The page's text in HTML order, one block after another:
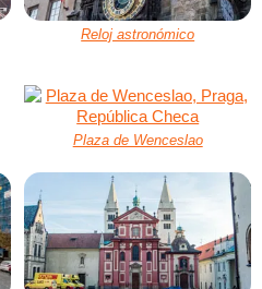
Reloj astronómico
Plaza de Wenceslao